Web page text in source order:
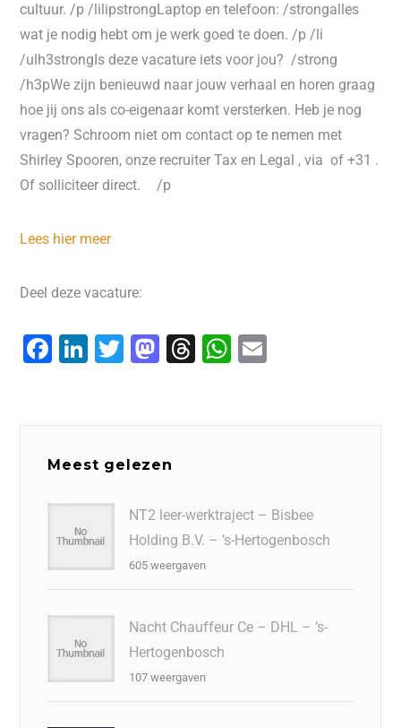
cultuur. /p /lilipstrongLaptop en telefoon: /strongalles
wat je nodig hebt om je werk goed te doen. /p /li
/ulh3strongIs deze vacature iets voor jou? /strong
/h3pWe zijn benieuwd naar jouw verhaal en horen graag
hoe jij ons als co-eigenaar komt versterken. Heb je nog
vragen? Schroom niet om contact op te nemen met
Shirley Spooren, onze recruiter Tax en Legal , via of +31 .
Of solliciteer direct. /p
Lees hier meer
Deel deze vacature:
F
e
b
k
Li
e
dI
T
er
M
o
d
n
T
a
W
s
p
l
Meest gelezen
NT2 leer-werktraject – Bisbee
Holding B.V. – ‘s-Hertogenbosch
605 weergaven
Nacht Chauffeur Ce – DHL – ‘s-
Hertogenbosch
107 weergaven